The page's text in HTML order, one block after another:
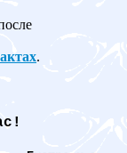
.